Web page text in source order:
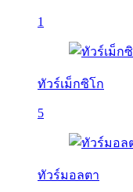
1
ทัวร์เม็กซิโก
5
ทัวร์มอลตา